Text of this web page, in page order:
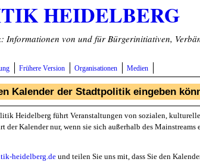
HEIDELBERG
Informationen von und für Bürgerinitiativen,
Frühere Version Organisationen Medien
Kalender der Stadtpolitik eingeben
Heidelberg führt Veranstaltungen von sozialen,
Kalender nur, wenn sie sich außerhalb des
heidelberg.de und teilen Sie uns mit, dass Sie den